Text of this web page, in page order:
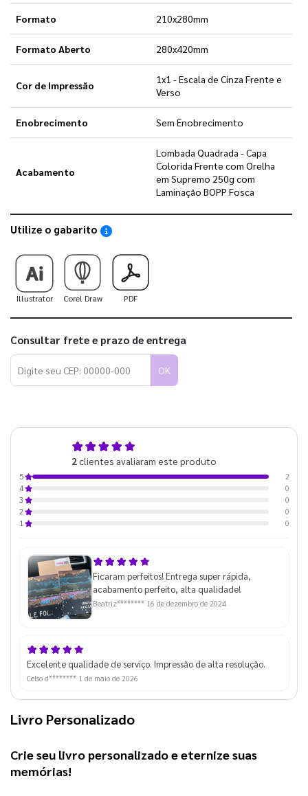
Formato 210x280mm
Formato Aberto 280x420mm
Cor de Impressão
1x1 - Escala de Cinza Frente e
Verso
Enobrecimento Sem Enobrecimento
Acabamento
Lombada Quadrada - Capa
Colorida Frente com Orelha
em Supremo 250g com
Laminação BOPP Fosca
Utilize o gabarito Saiba como utilizar os nossos gabaritos
Illustrator Corel Draw PDF
Consultar frete e prazo de entrega
OK
2clientes avaliaram este produto
5
2
4
0
3
0
2
0
1
0
Ficaram perfeitos! Entrega super rápida,
acabamento perfeito, alta qualidade!
Beatriz******** 16 de dezembro de 2024
Excelente qualidade de serviço. Impressão de alta resolução.
Celso d******** 1 de maio de 2026
Livro Personalizado
Crie seu livro personalizado e eternize suas
memórias!